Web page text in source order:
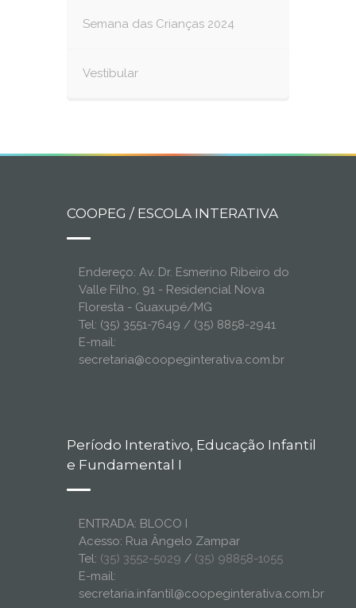
Semana das Crianças 2024
Vestibular
COOPEG / ESCOLA INTERATIVA
Endereço: Av. Dr. Esmerino Ribeiro do
Valle Filho, 91 - Residencial Nova
Floresta - Guaxupé/MG
Tel: (35) 3551-7649 / (35) 8858-2941
E-mail:
secretaria@coopeginterativa.com.br
Período Interativo, Educação Infantil
e Fundamental I
ENTRADA: BLOCO I
Acesso: Rua Ângelo Zampar
Tel: (35) 3552-5029 / (35) 98858-1055
E-mail:
secretaria.infantil@coopeginterativa.com.br